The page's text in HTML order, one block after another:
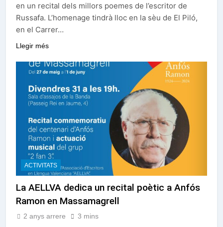
en un recital dels millors poemes de l’escritor de
Russafa. L’homenage tindrà lloc en la sèu de El Piló,
en el Carrer…
Llegir més
ACTIVITATS
La AELLVA dedica un recital poètic a Anfós
Ramon en Massamagrell
2 anys arrere 3 mins